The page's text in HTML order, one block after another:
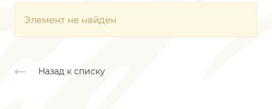
Элемент не найден
Назад к списку